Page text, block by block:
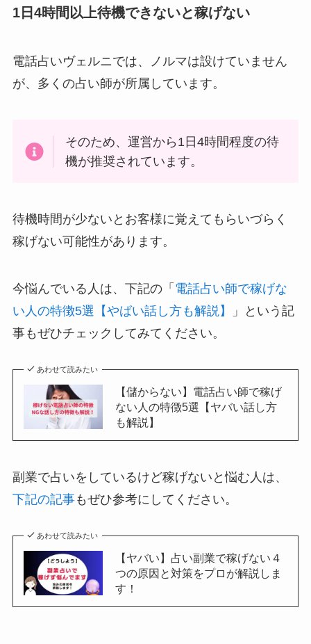
1日4時間以上待機できないと稼げない
電話占いヴェルニでは、ノルマは設けていません
が、多くの占い師が所属しています。
そのため、運営から1日4時間程度の待
機が推奨されています。
待機時間が少ないとお客様に覚えてもらいづらく
稼げない可能性があります。
今悩んでいる人は、下記の「 電話占い師で稼げな
い人の特徴5選【やばい話し方も解説】
」という記
事もぜひチェックしてみてください。
あわせて読みたい
【儲からない】電話占い師で稼げ
ない人の特徴5選【ヤバい話し方
も解説】
副業で占いをしているけど稼げないと悩む人は、
下記の記事もぜひ参考にしてください。
あわせて読みたい
【ヤバい】占い副業で稼げない４
つの原因と対策をプロが解説しま
す！